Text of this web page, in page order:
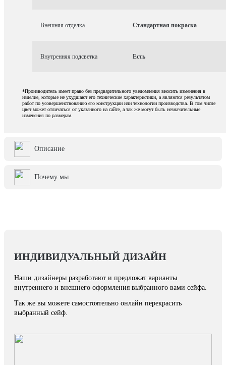
Внешняя отделка Стандартная покраска
Внутренняя подсветка Есть
*Производитель имеет право без предварительного уведомления вносить изменения в
изделие, которые не ухудшают его технические характеристики, а являются результатом
работ по усовершенствованию его конструкции или технологии производства. В том числе
цвет может отличаться от указанного на сайте, а так же могут быть незначительные
изменения по размерам.
Описание
Почему мы
ИНДИВИДУАЛЬНЫЙ ДИЗАЙН
Наши дизайнеры разработают и предложат варианты
внутреннего и внешнего оформления выбранного вами сейфа.
Так же вы можете самостоятельно онлайн перекрасить
выбранный сейф.